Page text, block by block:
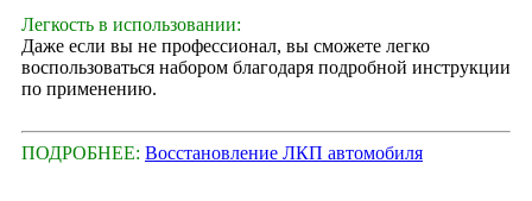
Легкость в использовании:
Даже если вы не профессионал, вы сможете легко
воспользоваться набором благодаря подробной инструкции
по применению.
ПОДРОБНЕЕ: Восстановление ЛКП автомобиля